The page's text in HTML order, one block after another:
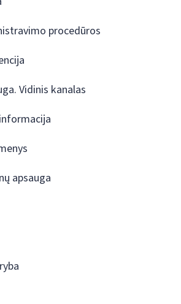
procedūros
Vidinis kanalas
apsauga